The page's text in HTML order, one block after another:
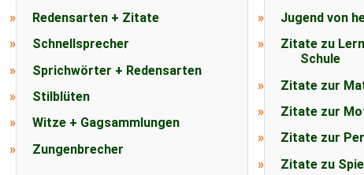
Redensarten + Zitate
Schnellsprecher
Sprichwörter + Redensarten
Stilblüten
Witze + Gagsammlungen
Zungenbrecher
Jugend von
Zitate zu
Schule
Zitate zur
Zitate zur
Zitate zur
Zitate zu